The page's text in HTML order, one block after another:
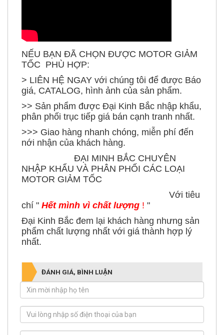
NẾU BẠN ĐÃ CHỌN ĐƯỢC MOTOR GIẢM
TỐC PHÙ HỢP:
> LIÊN HỆ NGAY với chúng tôi để được Báo
giá, CATALOG, hình ảnh của sản phẩm.
>> Sản phẩm được Đại Kinh Bắc nhập khẩu,
phân phối trục tiếp giá bán cạnh tranh nhất.
>>> Giao hàng nhanh chóng, miễn phí đến
nới nhận của khách hàng.
ĐẠI MINH BẮC CHUYÊN
NHẬP KHẨU VÀ PHÂN PHỐI CÁC LOẠI
MOTOR GIẢM TỐC
Với tiêu
chí " Hết mình vì chất lượng ! "
Đại Kinh Bắc đem lại khách hàng nhưng sản
phẩm chất lượng nhất với giá thành hợp lý
nhất.
ĐÁNH GIÁ, BÌNH LUẬN